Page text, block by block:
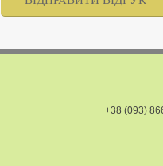
+38 (093)